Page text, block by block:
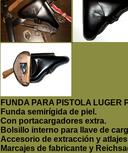
FUNDA PARA PISTOLA LUGER
Funda semirígida de piel.
Con portacargadores extra.
Bolsillo interno para llave de
Accesorio de extracción y
Marcajes de fabricante y